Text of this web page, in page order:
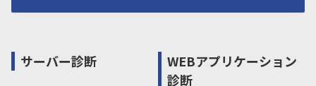
サーバー診断
WEBアプリケーション
診断